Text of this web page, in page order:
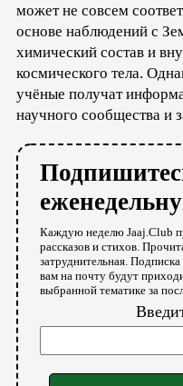
может не совсем
основе наблюдений с
химический состав и
космического тела.
учёные получат
научного сообщества и
Каждую неделю Jaaj.Club
рассказов и стихов.
затруднительная.
вам на почту будут
выбранной тематике за